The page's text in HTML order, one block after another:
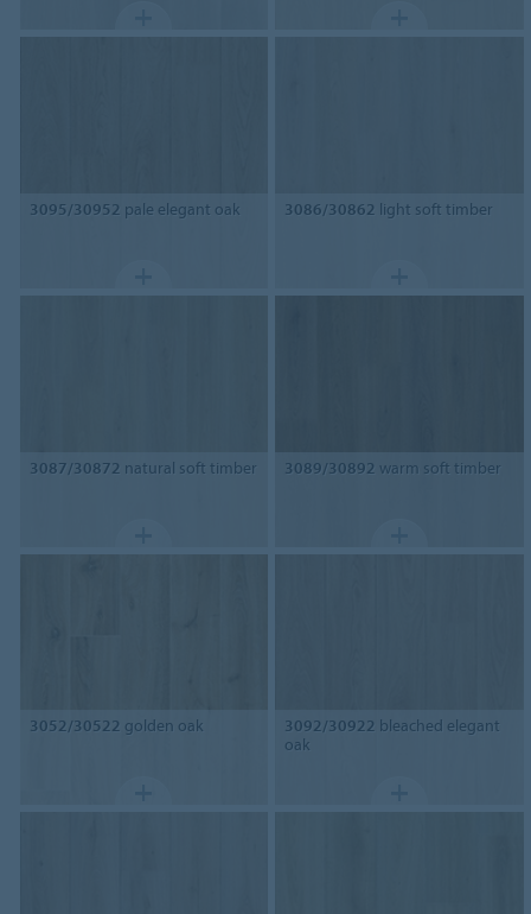
3095/30952 pale elegant oak 3086/30862 light soft timber
3087/30872 natural soft timber 3089/30892 warm soft timber
3052/30522 golden oak 3092/30922 bleached elegant
oak